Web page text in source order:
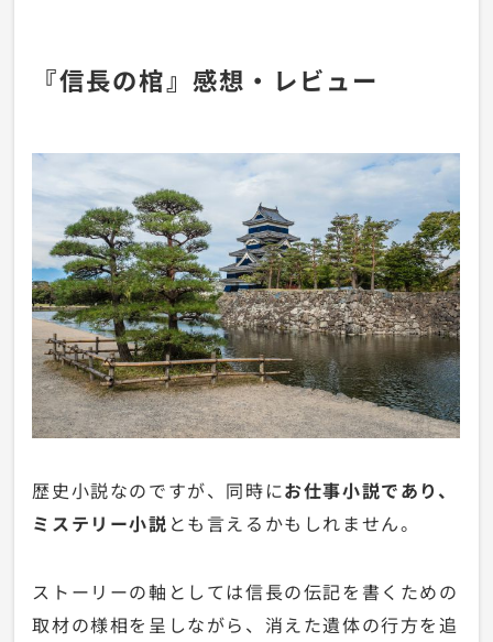
『信長の棺』感想・レビュー
歴史小説なのですが、同時にお仕事小説であり、
ミステリー小説 とも言えるかもしれません。
ストーリーの軸としては信長の伝記を書くための
取材の様相を呈しながら、消えた遺体の行方を追